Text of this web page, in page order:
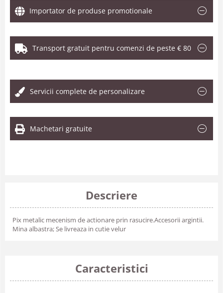
Importator de produse promotionale
Transport gratuit pentru comenzi de peste € 80
Servicii complete de personalizare
Machetari gratuite
Descriere
Pix metalic mecenism de actionare prin rasucire.Accesorii argintii.
Mina albastra; Se livreaza in cutie velur
Caracteristici